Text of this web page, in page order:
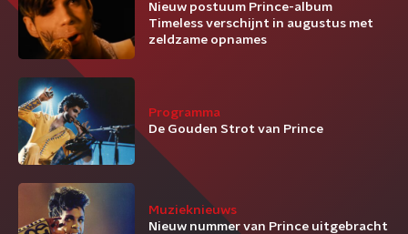
Nieuw postuum Prince-album
Timeless verschijnt in augustus met
zeldzame opnames
Programma
De Gouden Strot van Prince
Muzieknieuws
Nieuw nummer van Prince uitgebracht